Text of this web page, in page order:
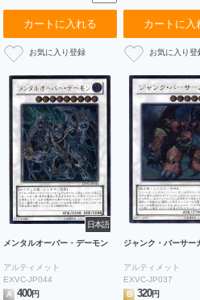
カートに入れる カートに入
日本語
メンタルオーバー・デーモン
アルティメット
EXVC-JP044
A
400円
ジャンク・バーサー
アルティメット
EXVC-JP037
B
320円